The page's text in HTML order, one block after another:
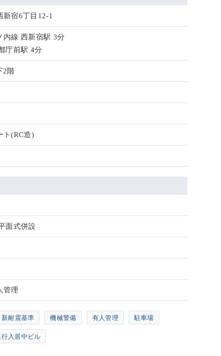
新宿6丁目12-1
内線 西新宿駅 3分
庁前駅 4分
2階
ト(RC造)
面式併設
管理
新耐震基準 機械警備 有人管理 駐車場
行入居中ビル